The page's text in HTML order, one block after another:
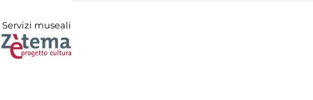
Servizi museali